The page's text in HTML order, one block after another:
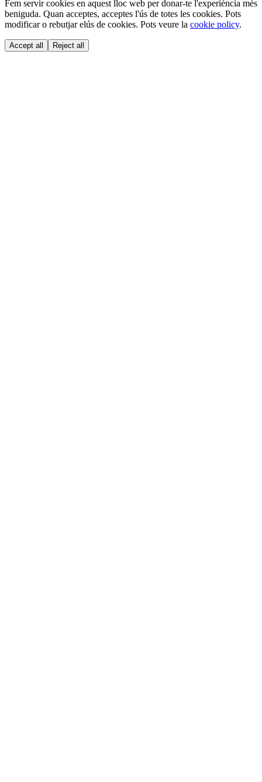
Fem servir cookies en aquest lloc web per donar-te l'experiència més
beniguda. Quan acceptes, acceptes l'ús de totes les cookies. Pots
modificar o rebutjar elús de cookies. Pots veure la cookie policy.
Accept all Reject all